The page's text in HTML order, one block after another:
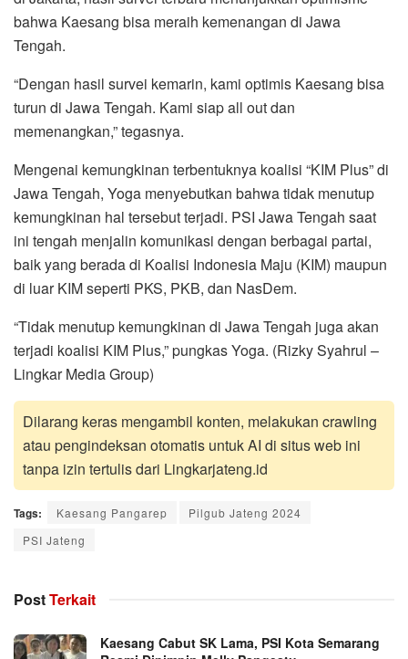
bahwa Kaesang bisa meraih kemenangan di Jawa
Tengah.
“Dengan hasil survei kemarin, kami optimis Kaesang bisa
turun di Jawa Tengah. Kami siap all out dan
memenangkan,” tegasnya.
Mengenai kemungkinan terbentuknya koalisi “KIM Plus” di
Jawa Tengah, Yoga menyebutkan bahwa tidak menutup
kemungkinan hal tersebut terjadi. PSI Jawa Tengah saat
ini tengah menjalin komunikasi dengan berbagai partai,
baik yang berada di Koalisi Indonesia Maju (KIM) maupun
di luar KIM seperti PKS, PKB, dan NasDem.
“Tidak menutup kemungkinan di Jawa Tengah juga akan
terjadi koalisi KIM Plus,” pungkas Yoga. (Rizky Syahrul –
Lingkar Media Group)
Dilarang keras mengambil konten, melakukan crawling
atau pengindeksan otomatis untuk AI di situs web ini
tanpa izin tertulis dari Lingkarjateng.id
Tags: Kaesang Pangarep
Pilgub Jateng 2024
PSI Jateng
PostTerkait
Kaesang Cabut SK Lama, PSI Kota Semarang